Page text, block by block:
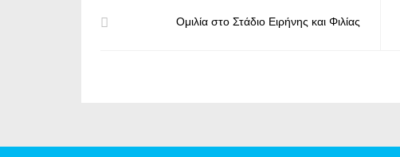
Ομιλία στο Στάδιο Ειρήνης και Φιλίας